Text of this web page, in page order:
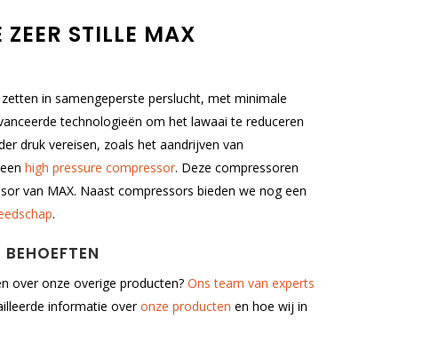
STILLE MAX
in samengeperste perslucht, met minimale
technologieën om het lawaai te reduceren
druk vereisen, zoals het aandrijven van
high pressure compressor. Deze compressoren
van MAX. Naast compressors bieden we nog een
.
over onze overige producten? Ons team van experts
informatie overonze producten en hoe wij in